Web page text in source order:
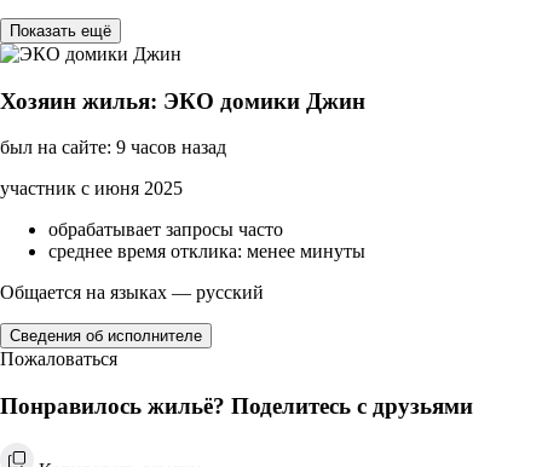
Показать ещё
Хозяин жилья: ЭКО домики Джин
был на сайте: 9 часов назад
участник с июня 2025
обрабатывает запросы часто
среднее время отклика: менее минуты
Общается на языках — русский
Сведения об исполнителе
Пожаловаться
Понравилось жильё? Поделитесь с друзьями